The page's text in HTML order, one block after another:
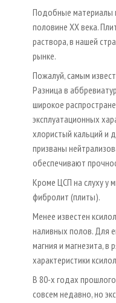
Подобные материалы
половине XX века.
раствора, в нашей
рынке.
Пожалуй, самым
Разница в
широкое
эксплуатационных
хлористый кальций и
призваны
обеспечивают
Кроме ЦСП на слуху у
фибролит (плиты).
Менее известен
наливных полов. Для
магния и магнезита,
характеристики
В 80-х годах
совсем недавно, но